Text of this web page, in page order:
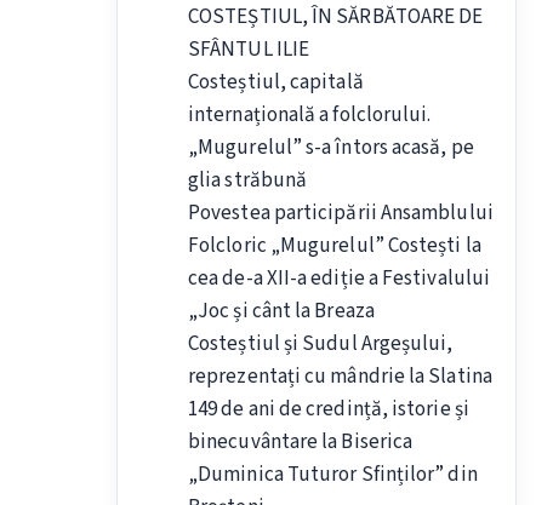
COSTEȘTIUL, ÎN SĂRBĂTOARE DE
SFÂNTUL ILIE
Costeștiul, capitală
internațională a folclorului.
„Mugurelul” s-a întors acasă, pe
glia străbună
Povestea participării Ansamblului
Folcloric „Mugurelul” Costești la
cea de-a XII-a ediție a Festivalului
„Joc și cânt la Breaza
Costeștiul și Sudul Argeșului,
reprezentați cu mândrie la Slatina
149 de ani de credință, istorie și
binecuvântare la Biserica
„Duminica Tuturor Sfinților” din